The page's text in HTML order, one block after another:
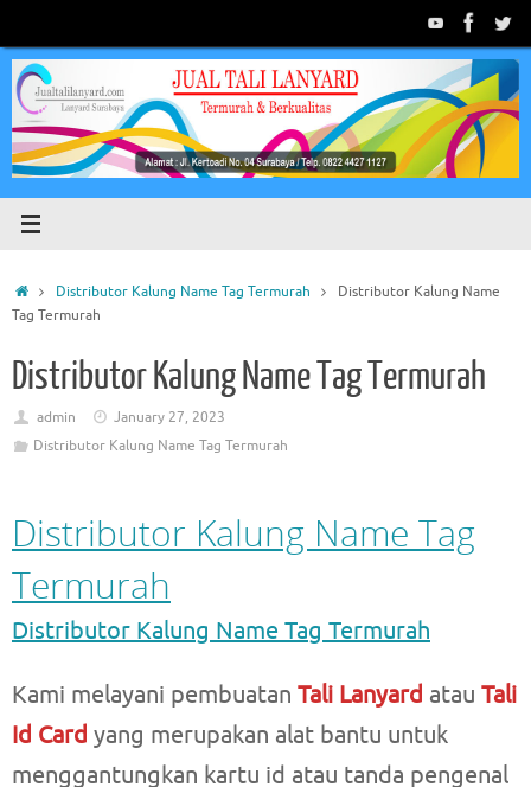
content
HomeDistributor Kalung Name Tag Termurah
Distributor Kalung Name
Tag Termurah
Distributor Kalung Name Tag Termurah
admin
January 27, 2023
Distributor Kalung Name Tag Termurah
Distributor Kalung Name Tag
Termurah
Distributor Kalung Name Tag Termurah
Kami melayani pembuatan Tali Lanyard atau Tali
Id Card yang merupakan alat bantu untuk
menggantungkan kartu id atau tanda pengenal